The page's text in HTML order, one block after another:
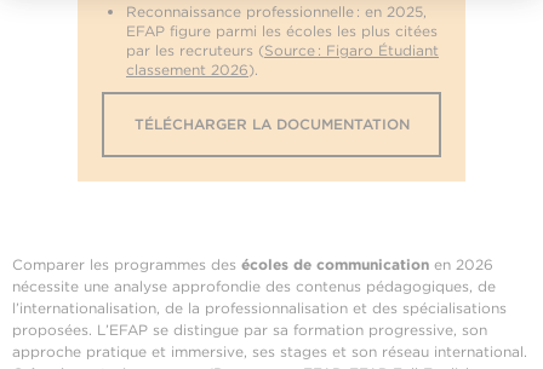
Reconnaissance professionnelle : en 2025,
EFAP figure parmi les écoles les plus citées
par les recruteurs (Source : Figaro Étudiant
classement 2026).
TÉLÉCHARGER LA DOCUMENTATION
Comparer les programmes des écoles de communication en 2026
nécessite une analyse approfondie des contenus pédagogiques, de
l’internationalisation, de la professionnalisation et des spécialisations
proposées. L’EFAP se distingue par sa formation progressive, son
approche pratique et immersive, ses stages et son réseau international.